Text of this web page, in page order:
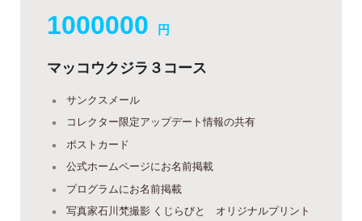
1000000 円
マッコウクジラ３コース
サンクスメール
コレクター限定アップデート情報の共有
ポストカード
公式ホームページにお名前掲載
プログラムにお名前掲載
写真家石川梵撮影 くじらびと オリジナルプリント